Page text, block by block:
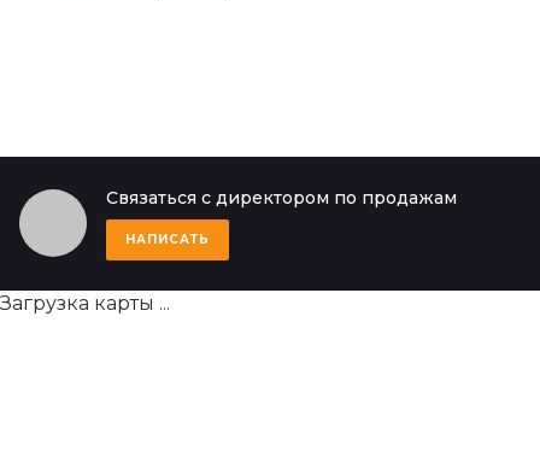
Связаться с директором по продажам
НАПИСАТЬ
Загрузка карты ...